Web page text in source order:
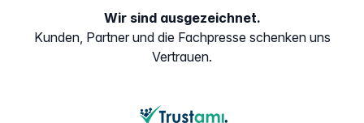
Wir sind ausgezeichnet.
Kunden, Partner und die Fachpresse schenken uns
Vertrauen.